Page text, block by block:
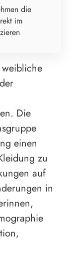
die
im
Die
einen
zu
auf
in